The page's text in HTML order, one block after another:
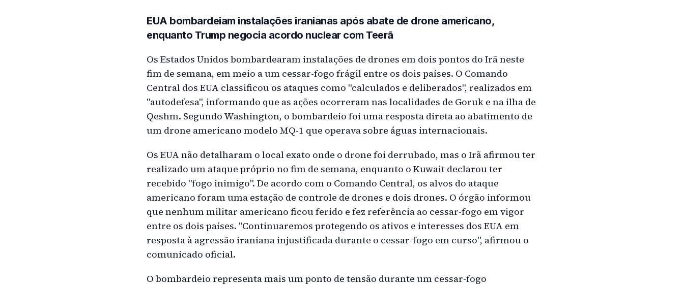
EUA bombardeiam instalações iranianas após abate de drone americano,
enquanto Trump negocia acordo nuclear com Teerã
Os Estados Unidos bombardearam instalações de drones em dois pontos do Irã neste
fim de semana, em meio a um cessar-fogo frágil entre os dois países. O Comando
Central dos EUA classificou os ataques como "calculados e deliberados", realizados em
"autodefesa", informando que as ações ocorreram nas localidades de Goruk e na ilha de
Qeshm. Segundo Washington, o bombardeio foi uma resposta direta ao abatimento de
um drone americano modelo MQ-1 que operava sobre águas internacionais.
Os EUA não detalharam o local exato onde o drone foi derrubado, mas o Irã afirmou ter
realizado um ataque próprio no fim de semana, enquanto o Kuwait declarou ter
recebido "fogo inimigo". De acordo com o Comando Central, os alvos do ataque
americano foram uma estação de controle de drones e dois drones. O órgão informou
que nenhum militar americano ficou ferido e fez referência ao cessar-fogo em vigor
entre os dois países. "Continuaremos protegendo os ativos e interesses dos EUA em
resposta à agressão iraniana injustificada durante o cessar-fogo em curso", afirmou o
comunicado oficial.
O bombardeio representa mais um ponto de tensão durante um cessar-fogo